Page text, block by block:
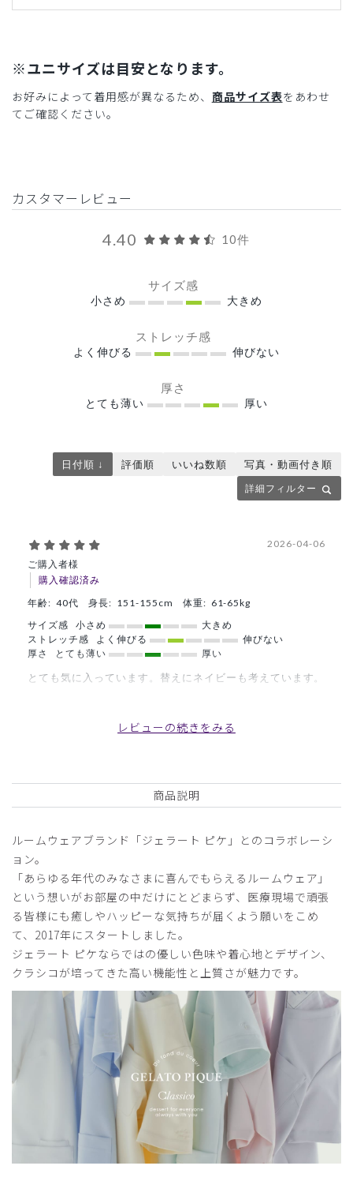
※ユニサイズは目安となります。
お好みによって着用感が異なるため、 商品サイズ表をあわせ
てご確認ください。
カスタマーレビュー
4.40 10件
サイズ感
小さめ 大きめ
ストレッチ感
よく伸びる 伸びない
厚さ
とても薄い 厚い
詳細フィルター
日付順 ↓ 評価順 いいね数順 写真・動画付き順
ご購入者様
購入確認済み
2026-04-06
年齢: 40代 身長: 151-155cm 体重: 61-65kg
サイズ感
小さめ
大きめ
ストレッチ感
よく伸びる
伸びない
厚さ
とても薄い 厚い
とても気に入っています。替えにネイビーも考えています。
サイズ感小さめ
大きめ
ストレッチ感
よく伸びる
伸びない
厚さ とても薄い
サイズが大きすぎる
い。しかし、Sサイズなのに全体的にぶかぶか過ぎて妊婦さ
んのようにダボっとしてしまい、これでは着れないと泣く泣
く返品した次第です。スカート部分がここまでゆったり広が
らなければまだ何とか着られたかもしれません。
621ジェラート ピケ&クラシコ 白衣:プリーツワ
ンピース/ピンクベージュ/S
役に立った 1
レビューの続きをみる
商品説明
ルームウェアブランド「ジェラート ピケ」とのコラボレーシ
ョン。
「あらゆる年代のみなさまに喜んでもらえるルームウェア」
という想いがお部屋の中だけにとどまらず、医療現場で頑張
る皆様にも癒しやハッピーな気持ちが届くよう願いをこめ
て、2017年にスタートしました。
ジェラート ピケならではの優しい色味や着心地とデザイン、
クラシコが培ってきた高い機能性と上質さが魅力です。